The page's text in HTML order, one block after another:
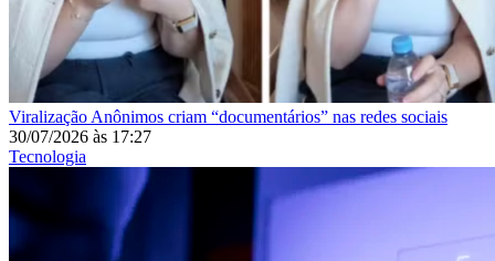
Viralização Anônimos criam “documentários” nas redes sociais
30/07/2026 às 17:27
Tecnologia